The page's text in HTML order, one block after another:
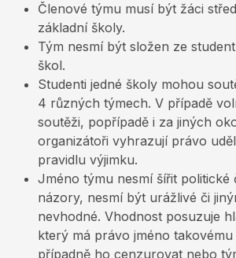
Členové týmu musí být žáci
základní školy.
Tým nesmí být složen ze
škol.
Studenti jedné školy mohou
4 různých týmech. V případě
soutěži, popřípadě i za jiných
organizátoři vyhrazují právo
pravidlu výjimku.
Jméno týmu nesmí šířit politické
názory, nesmí být urážlivé či
nevhodné. Vhodnost posuzuje
který má právo jméno
případně ho cenzurovat nebo